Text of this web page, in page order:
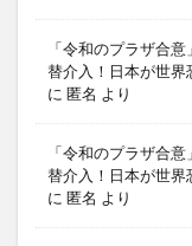
「令和のプラザ合
替介入！日本が世
に 匿名 より
「令和のプラザ合
替介入！日本が世
に 匿名 より